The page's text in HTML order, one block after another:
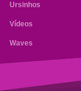
Ursinhos
Vídeos
Waves